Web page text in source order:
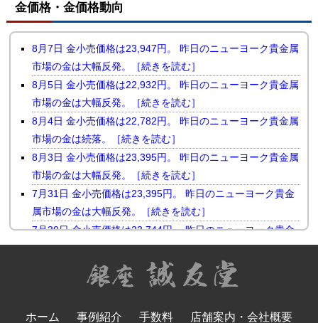
金価格・金価格動向
8月7日 金小売価格は23,947円。 昨日のニューヨーク貴金属
市場の金は大幅反発。［続きを読む］
8月5日 金小売価格は22,932円。 昨日のニューヨーク貴金属
市場の金は大幅反発。［続きを読む］
8月4日 金小売価格は22,782円。 昨日のニューヨーク貴金属
市場の金は続落。［続きを読む］
8月3日 金小売価格は23,395円。 昨日のニューヨーク貴金属
市場の金は大幅反発。［続きを読む］
7月31日 金小売価格は23,395円。 昨日のニューヨーク貴金
属市場の金は大幅反発。［続きを読む］
7月30日 金小売価格は23,744円。 昨日のニューヨーク貴金
属市場の金は小幅続落。［続きを読む］
7月29日 金小売価格は23,510円。 昨日のニューヨーク貴金
属市場の金は反落。［続きを読む］
属市場の金は続伸。［続きを読む］
ホーム 事例紹介 手数料 店舗案内・会社概要